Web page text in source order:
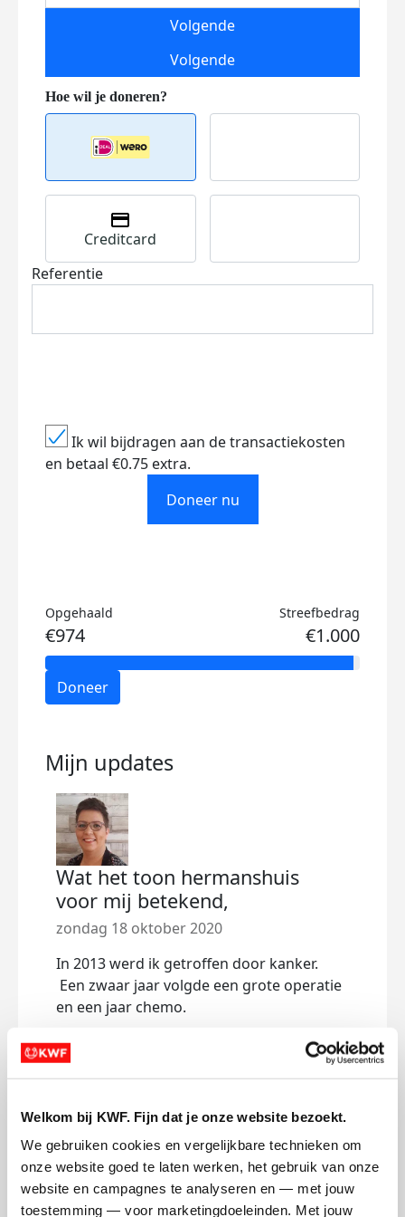
Welkom bij KWF. Fijn dat je onze website bezoekt.
We gebruiken cookies en vergelijkbare technieken om
onze website goed te laten werken, het gebruik van onze
website en campagnes te analyseren en — met jouw
toestemming — voor marketingdoeleinden. Met jouw
Volgende
Volgende
Creditcard
Referentie
Ik wil bijdragen aan de transactiekosten
en betaal €0.75 extra.
Doneer nu
Opgehaald
€974
Streefbedrag
€1.000
Doneer
Mijn updates
Wat het toon hermanshuis
voor mij betekend,
zondag 18 oktober 2020
In 2013 werd ik getroffen door kanker.
Een zwaar jaar volgde een grote operatie
en een jaar chemo.
In 2014 was er een open dag in het
THHuis. Daar zijn mijn man en ik gaan
Fijn om mensen te leren kennnen die ook
in het zelfde "schuitje" zaten. Die
begrepen wat ik door maakte de pijn ,
angst en verdriet.
Begrijp mij niet verkeerd ons gezin had dit